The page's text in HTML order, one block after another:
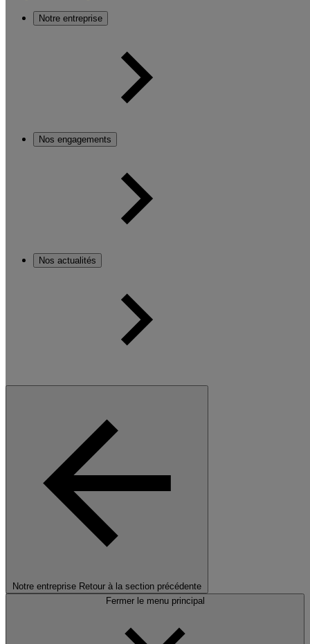
Notre entreprise
Nos engagements
Nos actualités
Notre entreprise Retour à la section précédente
Fermer le menu principal